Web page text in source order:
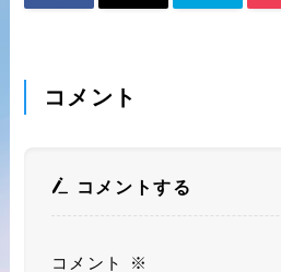
コメント
コメントする
コメント ※